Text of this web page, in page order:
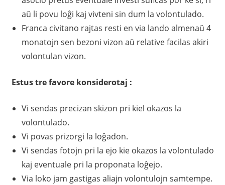
aŭ li povu loĝi kaj vivteni sin dum la volontulado.
Franca civitano rajtas resti en via lando almenaŭ 4
monatojn sen bezoni vizon aŭ relative facilas akiri
volontulan vizon.
Estus tre favore konsiderotaj :
Vi sendas precizan skizon pri kiel okazos la
volontulado.
Vi povas prizorgi la loĝadon.
Vi sendas fotojn pri la ejo kie okazos la volontulado
kaj eventuale pri la proponata loĝejo.
Via loko jam gastigas aliajn volontulojn samtempe.